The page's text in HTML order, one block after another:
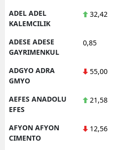
ADEL ADEL
KALEMCILIK
32,42
ADESE ADESE
GAYRIMENKUL
0,85
ADGYO ADRA
GMYO
55,00
AEFES ANADOLU
EFES
21,58
AFYON AFYON
CIMENTO
12,56